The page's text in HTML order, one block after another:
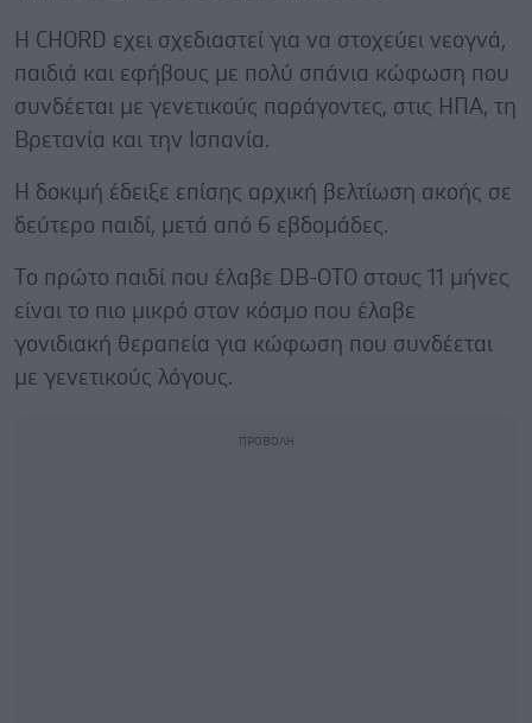
Η CHORD εχει σχεδιαστεί για να στοχεύει νεογνά,
παιδιά και εφήβους με πολύ σπάνια κώφωση που
συνδέεται με γενετικούς παράγοντες, στις ΗΠΑ, τη
Βρετανία και την Ισπανία.
Η δοκιμή έδειξε επίσης αρχική βελτίωση ακοής σε
δεύτερο παιδί, μετά από 6 εβδομάδες.
Tο πρώτο παιδί που έλαβε DB-OTO στους 11 μήνες
είναι το πιο μικρό στον κόσμο που έλαβε
γονιδιακή θεραπεία για κώφωση που συνδέεται
με γενετικούς λόγους.